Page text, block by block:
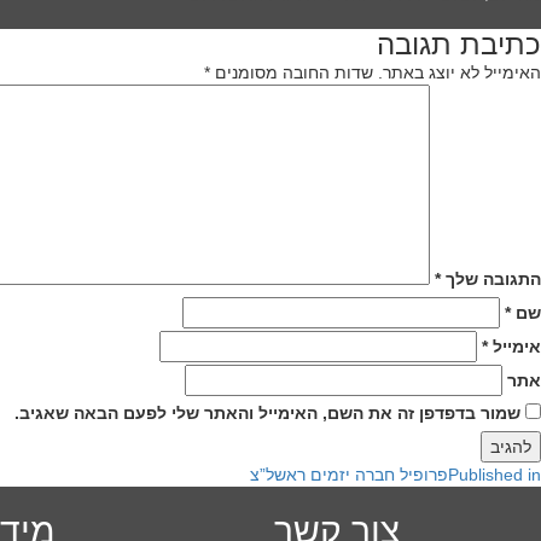
כתיבת תגובה
האימייל לא יוצג באתר. שדות החובה מסומנים *
התגובה שלך*
שם*
אימייל*
אתר
שמור בדפדפן זה את השם, האימייל והאתר שלי לפעם הבאה שאגיב.
ניווט
Published inפרופיל חברה יזמים ראשל”צ
צור קשר